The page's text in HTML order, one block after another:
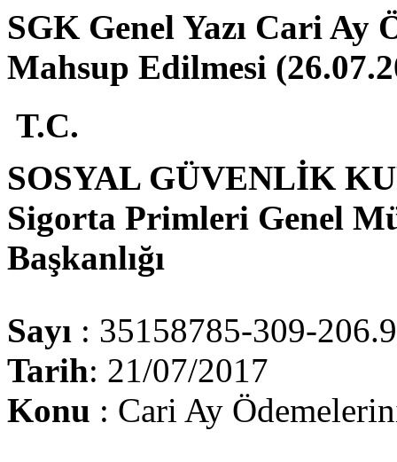
SGK Genel Yazı Cari Ay
Mahsup Edilmesi
T.C.
SOSYAL GÜVENLİK
Sigorta Primleri Genel
Başkanlığı
Sayı : 35158785-309-
Tarih: 21/07/2017
Konu : Cari Ay